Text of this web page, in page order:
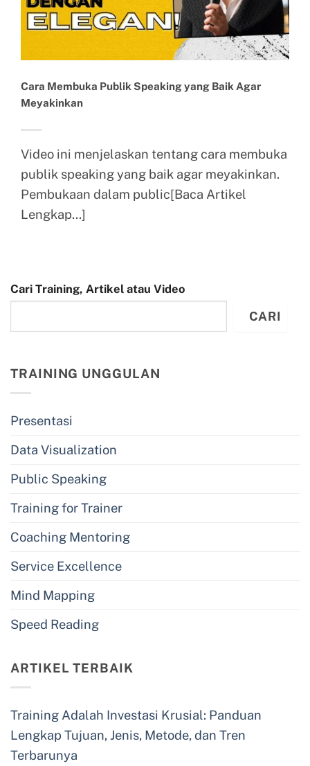
Cara Membuka Publik Speaking yang Baik Agar
Meyakinkan
Video ini menjelaskan tentang cara membuka
publik speaking yang baik agar meyakinkan.
Pembukaan dalam public[Baca Artikel
Lengkap...]
Cari Training, Artikel atau Video
CARI
TRAINING UNGGULAN
Presentasi
Data Visualization
Public Speaking
Training for Trainer
Coaching Mentoring
Service Excellence
Mind Mapping
Speed Reading
ARTIKEL TERBAIK
Training Adalah Investasi Krusial: Panduan
Lengkap Tujuan, Jenis, Metode, dan Tren
Terbarunya